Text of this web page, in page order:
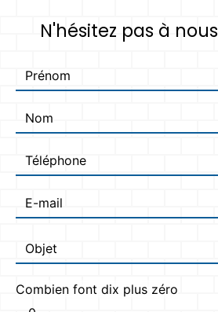
N'hésitez pas à
Combien font dix plus zéro